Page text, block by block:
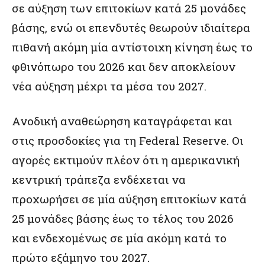
σε αύξηση των επιτοκίων κατά 25 μονάδες
βάσης, ενώ οι επενδυτές θεωρούν ιδιαίτερα
πιθανή ακόμη μία αντίστοιχη κίνηση έως το
φθινόπωρο του 2026 και δεν αποκλείουν
νέα αύξηση μέχρι τα μέσα του 2027.
Ανοδική αναθεώρηση καταγράφεται και
στις προσδοκίες για τη Federal Reserve. Οι
αγορές εκτιμούν πλέον ότι η αμερικανική
κεντρική τράπεζα ενδέχεται να
προχωρήσει σε μία αύξηση επιτοκίων κατά
25 μονάδες βάσης έως το τέλος του 2026
και ενδεχομένως σε μία ακόμη κατά το
πρώτο εξάμηνο του 2027.